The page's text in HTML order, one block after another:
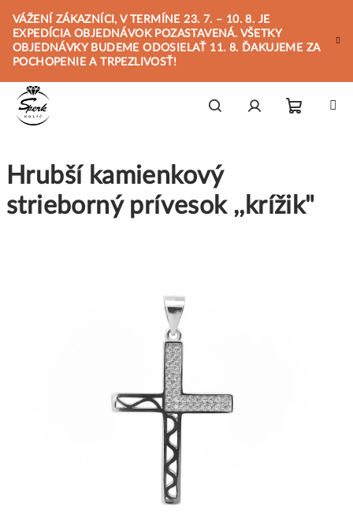
obsah
VÁŽENÍ ZÁKAZNÍCI, V TERMÍNE 23. 7. – 10. 8. JE
EXPEDÍCIA OBJEDNÁVOK POZASTAVENÁ. VŠETKY
OBJEDNÁVKY BUDEME ODOSIELAŤ 11. 8. ĎAKUJEME ZA
POCHOPENIE A TRPEZLIVOSŤ!
Hrubší kamienkový
strieborný prívesok ,,krížik"